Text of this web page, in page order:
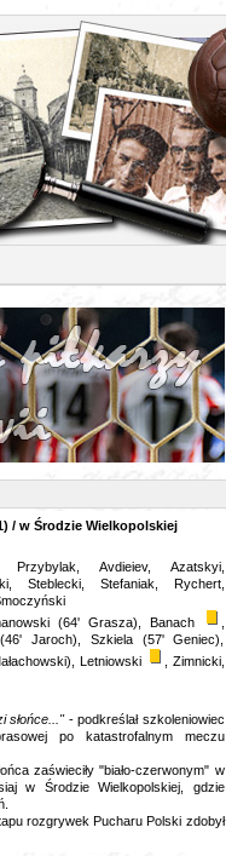
/ w Środzie Wielkopolskiej
Przybylak, Avdieiev, Azatskyi,
Steblecki, Stefaniak, Rychert,
(64' Grasza), Banach
Jaroch), Szkiela (57' Geniec),
Letniowski
, Zimnicki,
słońce..." - podkreślał szkoleniowiec
po katastrofalnym meczu
zaświeciły "biało-czerwonym" w
w Środzie Wielkopolskiej, gdzie
rozgrywek Pucharu Polski zdobył